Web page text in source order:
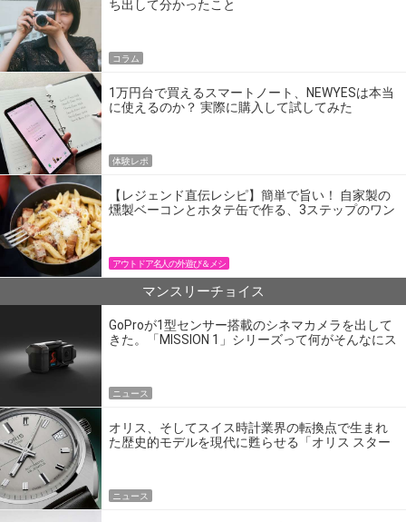
ち出して分かったこと
コラム
1万円台で買えるスマートノート、NEWYESは本当
に使えるのか？ 実際に購入して試してみた
体験レポ
【レジェンド直伝レシピ】簡単で旨い！ 自家製の
燻製ベーコンとホタテ缶で作る、3ステップのワン
アウトドア名人の外遊び＆メシ
マンスリーチョイス
GoProが1型センサー搭載のシネマカメラを出して
きた。「MISSION 1」シリーズって何がそんなにス
ニュース
オリス、そしてスイス時計業界の転換点で生まれ
た歴史的モデルを現代に甦らせる「オリス スター
ニュース